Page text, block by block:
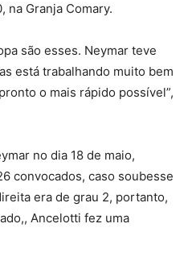
na Granja Comary.
são esses. Neymar teve
está trabalhando muito bem
o mais rápido possível”,
no dia 18 de maio,
convocados, caso soubesse
era de grau 2, portanto,
Ancelotti fez uma